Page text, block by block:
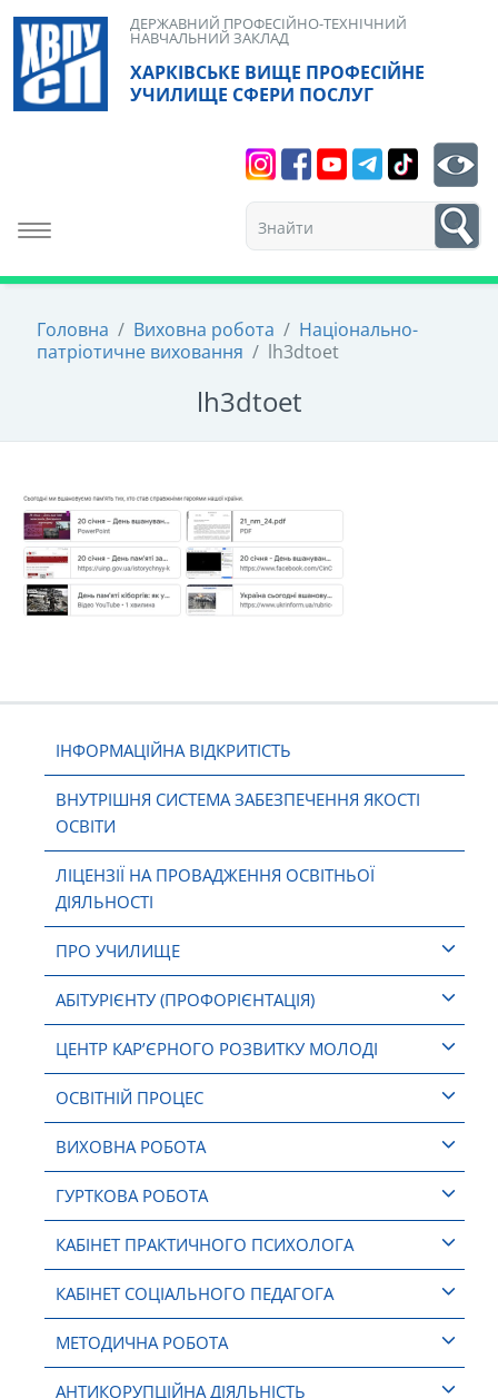
Skip
content
ХАРКІВСЬКЕ ВИЩЕ ПРОФЕСІЙНЕ
УЧИЛИЩЕ СФЕРИ ПОСЛУГ
ДЕРЖАВНИЙ ПРОФЕСІЙНО-ТЕХНІЧНИЙ
НАВЧАЛЬНИЙ ЗАКЛАД
Toggle navigation
1
Головна / Виховна робота / Національно-
патріотичне виховання / lh3dtoet
lh3dtoet
ІНФОРМАЦІЙНА ВІДКРИТІСТЬ
ВНУТРІШНЯ СИСТЕМА ЗАБЕЗПЕЧЕННЯ ЯКОСТІ
ОСВІТИ
ЛІЦЕНЗІЇ НА ПРОВАДЖЕННЯ ОСВІТНЬОЇ
ДІЯЛЬНОСТІ
ПРО УЧИЛИЩЕ
АБІТУРІЄНТУ (ПРОФОРІЄНТАЦІЯ)
ЦЕНТР КАР’ЄРНОГО РОЗВИТКУ МОЛОДІ
ОСВІТНІЙ ПРОЦЕС
ВИХОВНА РОБОТА
ГУРТКОВА РОБОТА
КАБІНЕТ ПРАКТИЧНОГО ПСИХОЛОГА
КАБІНЕТ СОЦІАЛЬНОГО ПЕДАГОГА
МЕТОДИЧНА РОБОТА
АНТИКОРУПЦІЙНА ДІЯЛЬНІСТЬ